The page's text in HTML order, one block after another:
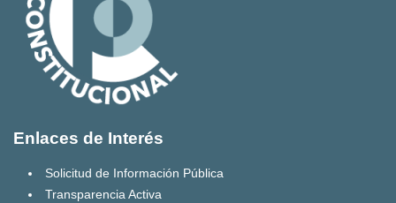
Enlaces de Interés
Solicitud de Información Pública
Transparencia Activa